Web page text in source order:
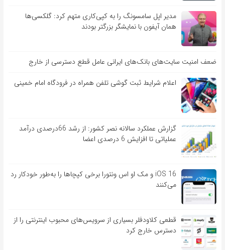
مدیر اپل سامسونگ را به کپی‌کاری متهم کرد: گلکسی‌ها
همان آیفون با نمایشگر بزرگتر بودند
ضعف امنیت سایت‌های بانک‌های ایرانی عامل قطع دسترسی از خارج
اعلام شرایط ثبت گوشی تلفن همراه در فرودگاه امام خمینی
گزارش عملکرد سالانه نصر کشور: از رشد 66درصدی درآمد
عملیاتی تا افزایش 6 درصدی اعضا
iOS 16 و مک او اس ونتورا برخی کپچاها را به‌طور خودکار رد
می‌کنند
قطعی کلاودفلر بسیاری از سرویس‌های محبوب اینترنتی را از
دسترس خارج کرد